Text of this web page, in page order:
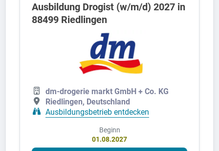
Ausbildung Drogist (w/m/d) 2027 in
88499 Riedlingen
dm-drogerie markt GmbH + Co. KG
Riedlingen, Deutschland
Ausbildungsbetrieb entdecken
Beginn
01.08.2027